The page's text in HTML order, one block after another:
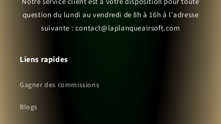
question du lundi au vendredi de 8h à 16h à l'adresse
suivante : contact@laplanqueairsoft.com
Liens rapides
Gagner des commissions
Blogs